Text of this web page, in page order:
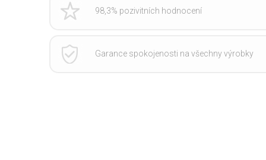
98,3% pozivitních hodnocení
Garance spokojenosti na všechny výrobky